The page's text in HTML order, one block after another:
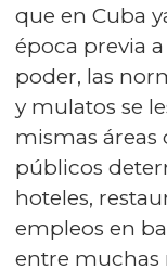
que en Cuba
época previa
poder, las
y mulatos se
mismas áreas
públicos
hoteles,
empleos en
entre muchas